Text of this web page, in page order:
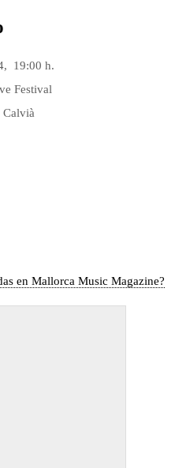
19:00 h.
Festival
en Mallorca Music Magazine?